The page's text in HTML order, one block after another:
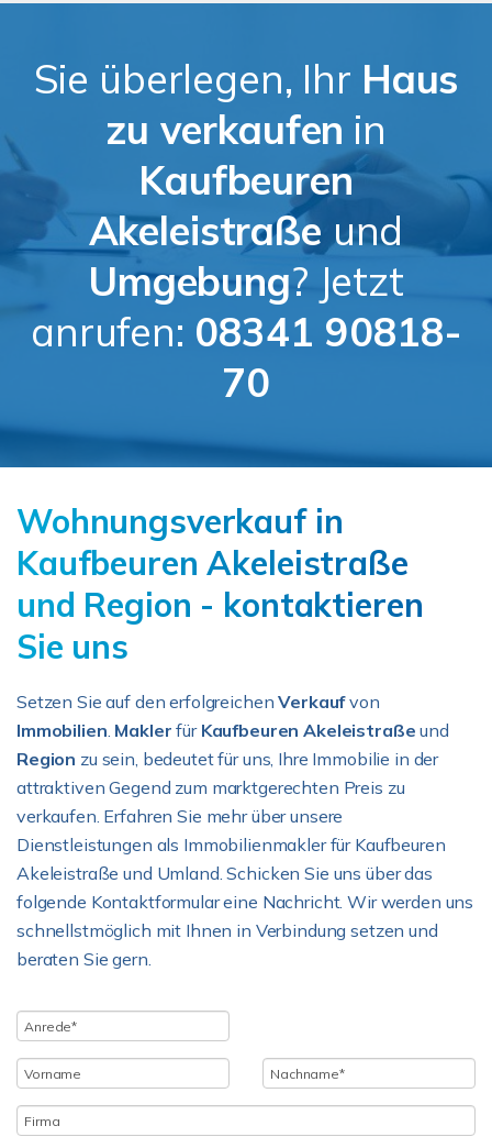
Sie überlegen, Ihr Haus
zu verkaufen in
Kaufbeuren
Akeleistraße und
Umgebung? Jetzt
anrufen: 08341 90818-
70
Wohnungsverkauf in
Kaufbeuren Akeleistraße
und Region - kontaktieren
Sie uns
Setzen Sie auf den erfolgreichenVerkaufvon
Immobilien. Maklerfür Kaufbeuren Akeleistraßeund
Region zu sein, bedeutet für uns, Ihre Immobilie in der
attraktiven Gegend zum marktgerechten Preis zu
verkaufen. Erfahren Sie mehr über unsere
Dienstleistungen als Immobilienmakler für Kaufbeuren
Akeleistraße und Umland. Schicken Sie uns über das
folgende Kontaktformular eine Nachricht. Wir werden uns
schnellstmöglich mit Ihnen in Verbindung setzen und
beraten Sie gern.